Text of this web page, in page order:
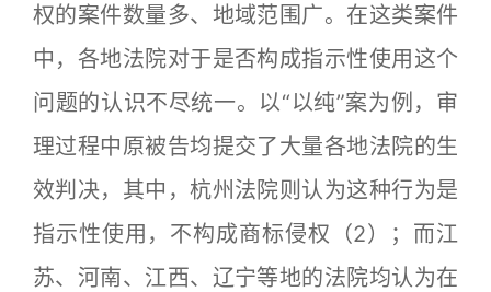
权的案件数量多、地域范围广。在这类案件
中，各地法院对于是否构成指示性使用这个
问题的认识不尽统一。以“以纯”案为例，审
理过程中原被告均提交了大量各地法院的生
效判决，其中，杭州法院则认为这种行为是
指示性使用，不构成商标侵权（2）；而江
苏、河南、江西、辽宁等地的法院均认为在